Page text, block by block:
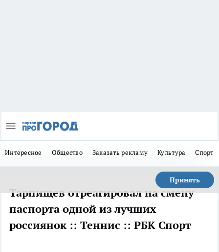
Интересное Общество Заказать рекламу Культура Спорт
Принять
Тарпищев отреагировал на смену
паспорта одной из лучших
россиянок :: Теннис :: РБК Спорт